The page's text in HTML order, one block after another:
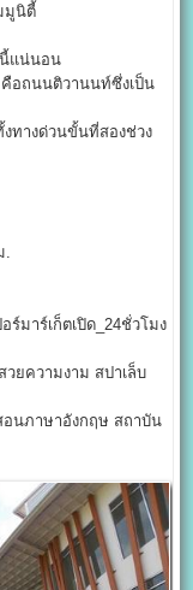
มูนิตี้
แน่นอน
ถนนติวานนท์ซึ่งเป็น
างด่วนขั้นที่สองช่วง
ร์เก็ตเปิด_24ชั่วโมง
ความงาม สปาเล็บ
ภาษาอังกฤษ สถาบัน